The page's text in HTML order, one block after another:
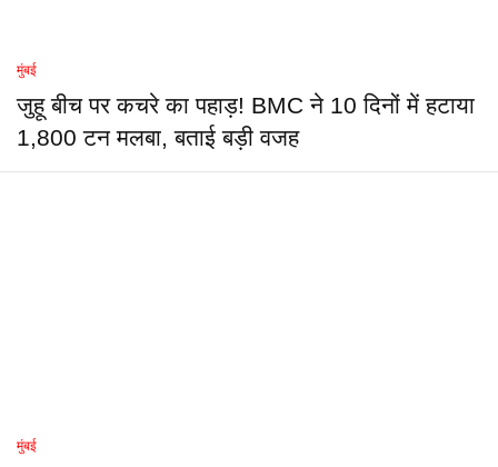
मुंबई
जुहू बीच पर कचरे का पहाड़! BMC ने 10 दिनों में हटाया
1,800 टन मलबा, बताई बड़ी वजह
मुंबई